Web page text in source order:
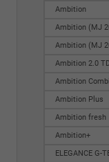
Ambition
Ambition (MJ
Ambition (MJ
Ambition 2.0
Ambition Combi
Ambition Plus
Ambition fresh
Ambition+
ELEGANCE G-